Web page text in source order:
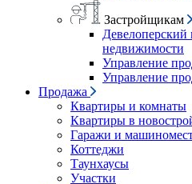
Застройщикам
Девелоперский
недвижимости
Управление
Управление
Продажа
Квартиры и комнаты
Квартиры в
Гаражи и
Коттеджи
Таунхаусы
Участки